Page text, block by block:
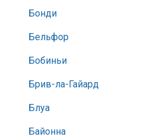
Бонди
Бельфор
Бобиньи
Брив-ла-Гайард
Блуа
Байонна